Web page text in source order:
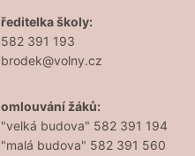
ředitelka školy:
582 391 193
brodek@volny.cz
omlouvání žáků:
"velká budova" 582 391 194
"malá budova" 582 391 560